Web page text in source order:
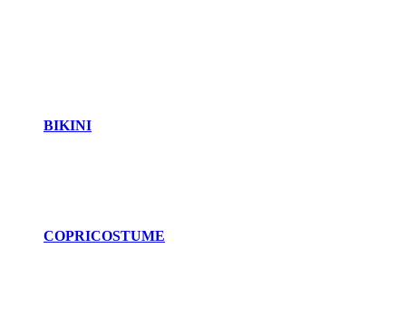
BIKINI
COPRICOSTUME